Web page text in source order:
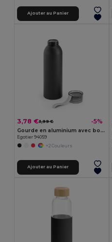
Ajouter au Panier
3,78 €3,99 € -5%
Gourde en aluminium avec bouchon en PP 660 ml
Egotier 94059
+2 Couleurs
Ajouter au Panier